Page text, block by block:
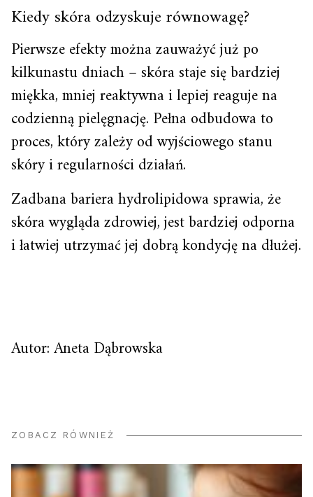
Kiedy skóra odzyskuje równowagę?
Pierwsze efekty można zauważyć już po
kilkunastu dniach – skóra staje się bardziej
miękka, mniej reaktywna i lepiej reaguje na
codzienną pielęgnację. Pełna odbudowa to
proces, który zależy od wyjściowego stanu
skóry i regularności działań.
Zadbana bariera hydrolipidowa sprawia, że
skóra wygląda zdrowiej, jest bardziej odporna
i łatwiej utrzymać jej dobrą kondycję na dłużej.
Autor: Aneta Dąbrowska
ZOBACZ RÓWNIEŻ